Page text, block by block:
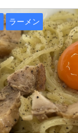
ラーメン